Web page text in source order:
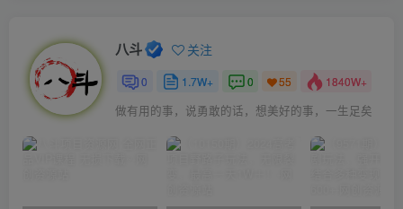
八斗 关注
0 1.7W+ 0 55 1840W+
做有用的事，说勇敢的话，想美好的事，一生足矣